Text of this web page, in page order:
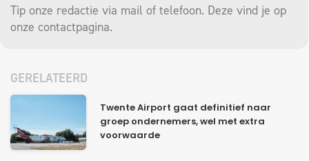
Tip onze redactie via mail of telefoon. Deze vind je op
onze contactpagina.
GERELATEERD
Twente Airport gaat definitief naar
groep ondernemers, wel met extra
voorwaarde